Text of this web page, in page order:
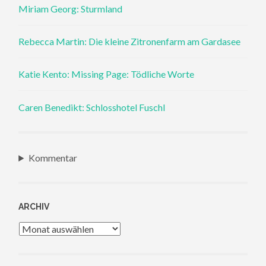
Miriam Georg: Sturmland
Rebecca Martin: Die kleine Zitronenfarm am Gardasee
Katie Kento: Missing Page: Tödliche Worte
Caren Benedikt: Schlosshotel Fuschl
Kommentar
ARCHIV
Archiv